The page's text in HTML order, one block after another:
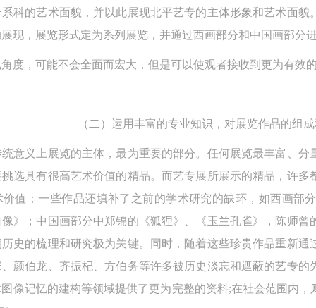
科的艺术面貌，并以此展现北平艺专的主体形象和艺术面
现，展览形式定为系列展览，并通过西画部分和中国画部分
度，可能不会全面而宏大，但是可以使观者接收到更为有效
（二）运用丰富的专业知识，对展览作品的组
意义上展览的主体，最为重要的部分。任何展览最丰富、
选具有很高艺术价值的精品。而艺专展所展示的精品，许
值；一些作品还填补了之前的学术研究的缺环，如西画部
》；中国画部分中郑锦的《狐狸》、《玉兰孔雀》，陈师
史的梳理和研究极为关键。同时，随着这些珍贵作品重新通
颜伯龙、齐振杞、方伯务等许多被历史淡忘和遮蔽的艺专
像记忆的建构等领域提供了更为完整的资料;在社会范围内
中央美术学院美术馆出版授权协议书
动）的涉及本人的图像、照片、文字、著作、活动成
的作品）提交中央美术学院用作发表、出版。中央美
络及其它数字媒体形式公开出版，并同意编入《中
美术学院资料库》《中央美术学院美术馆资料库》
本次活动公平公正、自愿参加与退出、风险与责任自
中央美术学院美术馆出版授权协议书
动）的涉及本人的图像、照片、文字、著作、活动成
的作品）提交中央美术学院用作发表、出版。中央美
络及其它数字媒体形式公开出版，并同意编入《中
美术学院资料库》《中央美术学院美术馆资料库》
本次活动公平公正、自愿参加与退出、风险与责任自
中央美术学院美术馆出版授权协议书
动）的涉及本人的图像、照片、文字、著作、活动成
的作品）提交中央美术学院用作发表、出版。中央美
络及其它数字媒体形式公开出版，并同意编入《中
美术学院资料库》《中央美术学院美术馆资料库》
本次活动公平公正、自愿参加与退出、风险与责任自
快捷登录 帐
登录